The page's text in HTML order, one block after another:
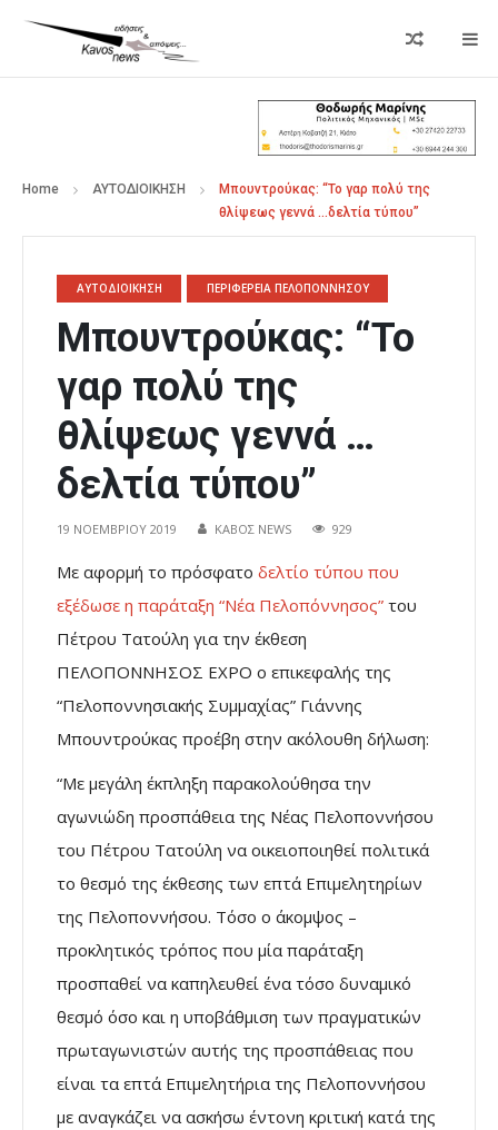
Home ΑΥΤΟΔΙΟΙΚΗΣΗ
Mπουντρούκας: “Το γαρ πολύ της
θλίψεως γεννά …δελτία τύπου”
ΑΥΤΟΔΙΟΙΚΗΣΗ ΠΕΡΙΦΕΡΕΙΑ ΠΕΛΟΠΟΝΝΗΣΟΥ
Mπουντρούκας: “Το
γαρ πολύ της
θλίψεως γεννά …
δελτία τύπου”
19 ΝΟΕΜΒΡΊΟΥ 2019 ΚΑΒΟΣ NEWS 929
Με αφορμή το πρόσφατο δελτίο τύπου που
εξέδωσε η παράταξη “Νέα Πελοπόννησος” του
Πέτρου Τατούλη για την έκθεση
ΠΕΛΟΠΟΝΝΗΣΟΣ EXPO ο επικεφαλής της
“Πελοποννησιακής Συμμαχίας” Γιάννης
Μπουντρούκας προέβη στην ακόλουθη δήλωση:
“Με μεγάλη έκπληξη παρακολούθησα την
αγωνιώδη προσπάθεια της Νέας Πελοποννήσου
του Πέτρου Τατούλη να οικειοποιηθεί πολιτικά
το θεσμό της έκθεσης των επτά Επιμελητηρίων
της Πελοποννήσου. Τόσο ο άκομψος –
προκλητικός τρόπος που μία παράταξη
προσπαθεί να καπηλευθεί ένα τόσο δυναμικό
θεσμό όσο και η υποβάθμιση των πραγματικών
πρωταγωνιστών αυτής της προσπάθειας που
είναι τα επτά Επιμελητήρια της Πελοποννήσου
με αναγκάζει να ασκήσω έντονη κριτική κατά της